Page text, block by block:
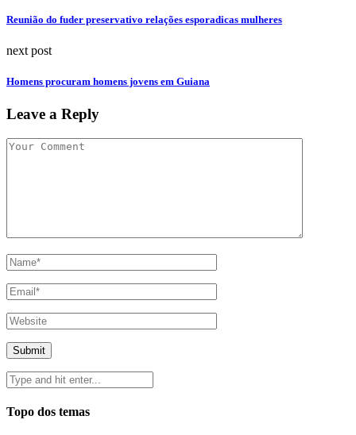
Reunião do fuder preservativo relações esporadicas mulheres
next post
Homens procuram homens jovens em Guiana
Leave a Reply
Topo dos temas